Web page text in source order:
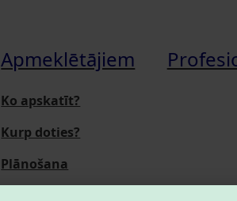
Apmeklētājiem
Ko apskatīt?
Kurp doties?
Plānošana